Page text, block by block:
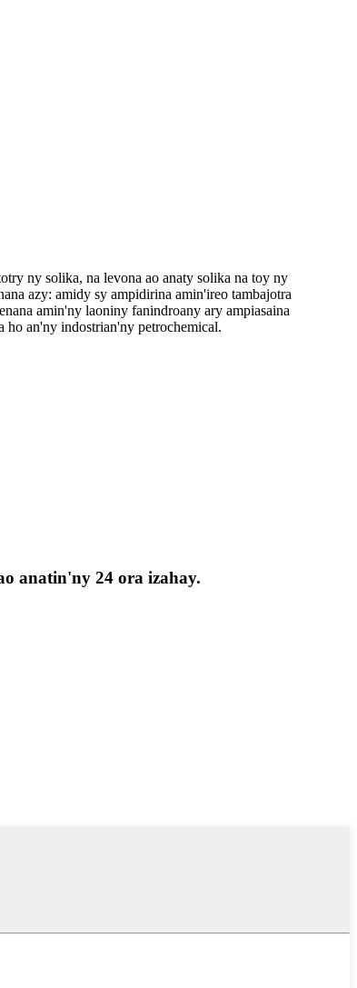
ny solika, na levona ao anaty solika na toy ny
azy: amidy sy ampidirina amin'ireo tambajotra
amin'ny laoniny fanindroany ary ampiasaina
ho an'ny indostrian'ny petrochemical.
anatin'ny 24 ora izahay.